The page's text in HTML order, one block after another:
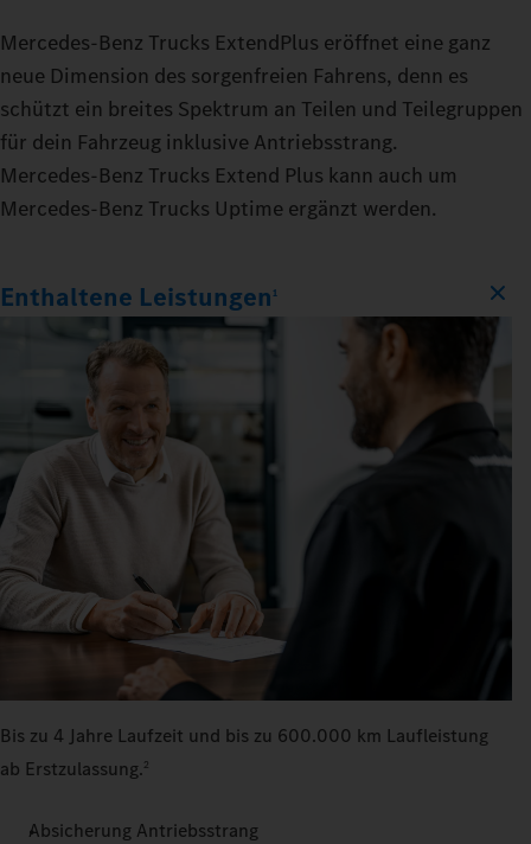
Mercedes‑Benz Trucks ExtendPlus eröffnet eine ganz
neue Dimension des sorgenfreien Fahrens, denn es
schützt ein breites Spektrum an Teilen und Teilegruppen
für dein Fahrzeug inklusive Antriebsstrang.
Mercedes‑Benz Trucks Extend Plus kann auch um
Mercedes‑Benz Trucks Uptime ergänzt werden.
Enthaltene Leistungen1
Bis zu 4 Jahre Laufzeit und bis zu 600.000 km Laufleistung
ab Erstzulassung.2
Absicherung Antriebsstrang